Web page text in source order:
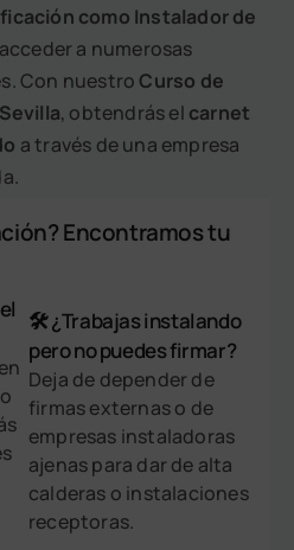
como Instalador de
a numerosas
Con nuestroCurso de
, obtendrás el carnet
a través de una empresa
Encontramos tu
🛠️ ¿Trabajas instalando
pero no puedes firmar?
Deja de depender de
firmas externas o de
empresas instaladoras
ajenas para dar de alta
calderas o instalaciones
receptoras.